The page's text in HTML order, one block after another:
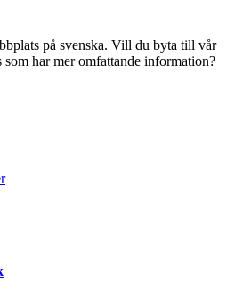
på svenska. Vill du byta till vår
har mer omfattande information?